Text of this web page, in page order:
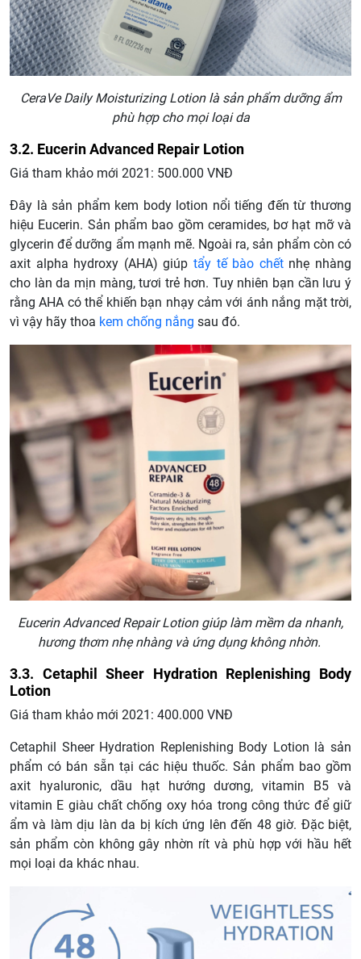
CeraVe Daily Moisturizing Lotion là sản phẩm dưỡng ẩm
phù hợp cho mọi loại da
3.2. Eucerin Advanced Repair Lotion
Giá tham khảo mới 2021: 500.000 VNĐ
Đây là sản phẩm kem body lotion nổi tiếng đến từ thương
hiệu Eucerin. Sản phẩm bao gồm ceramides, bơ hạt mỡ và
glycerin để dưỡng ẩm mạnh mẽ. Ngoài ra, sản phẩm còn có
axit alpha hydroxy (AHA) giúp tẩy tế bào chếtnhẹ nhàng
cho làn da mịn màng, tươi trẻ hơn. Tuy nhiên bạn cần lưu ý
rằng AHA có thể khiến bạn nhạy cảm với ánh nắng mặt trời,
vì vậy hãy thoa kem chống nắng sau đó.
Eucerin Advanced Repair Lotion giúp làm mềm da nhanh,
hương thơm nhẹ nhàng và ứng dụng không nhờn.
3.3. Cetaphil Sheer Hydration Replenishing Body
Lotion
Giá tham khảo mới 2021: 400.000 VNĐ
Cetaphil Sheer Hydration Replenishing Body Lotion là sản
phẩm có bán sẵn tại các hiệu thuốc. Sản phẩm bao gồm
axit hyaluronic, dầu hạt hướng dương, vitamin B5 và
vitamin E giàu chất chống oxy hóa trong công thức để giữ
ẩm và làm dịu làn da bị kích ứng lên đến 48 giờ. Đặc biệt,
sản phẩm còn không gây nhờn rít và phù hợp với hầu hết
mọi loại da khác nhau.